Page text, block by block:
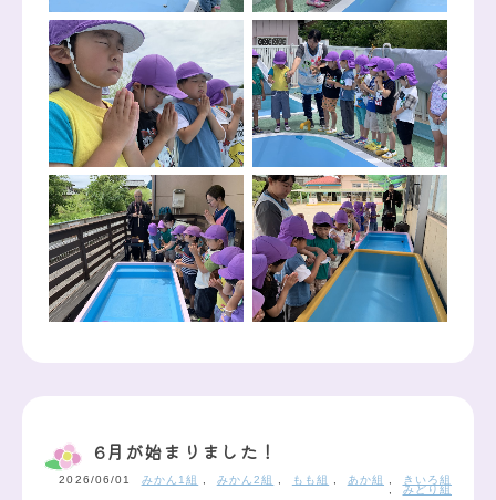
6月が始まりました！
2026/06/01 みかん1組 , みかん2組 , もも組 , あか組 ,
きいろ組
, みどり組